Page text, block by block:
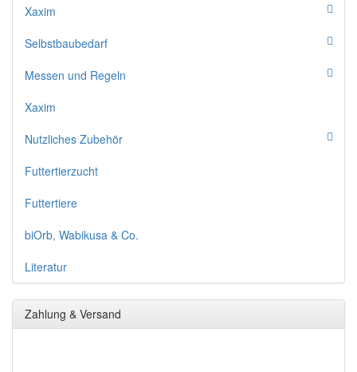
Xaxim
Selbstbaubedarf
Messen und Regeln
Xaxim
Nutzliches Zubehör
Futtertierzucht
Futtertiere
biOrb, Wabikusa & Co.
Literatur
Zahlung & Versand